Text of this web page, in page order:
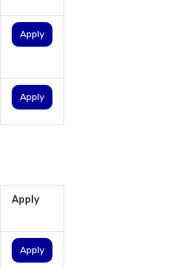
Apply
Apply
Apply
Apply